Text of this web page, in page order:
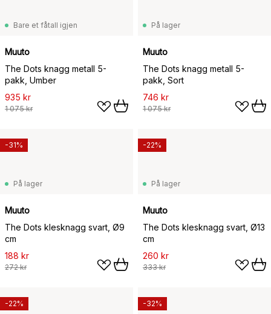
Bare et fåtall igjen
Muuto
The Dots knagg metall 5-
pakk, Umber
935 kr
1 075 kr
På lager
Muuto
The Dots knagg metall 5-
pakk, Sort
746 kr
1 075 kr
På lager
Muuto
The Dots klesknagg svart, Ø9
cm
188 kr
272 kr
-31%
På lager
Muuto
The Dots klesknagg svart, Ø13
cm
260 kr
333 kr
-22%
-22% -32%